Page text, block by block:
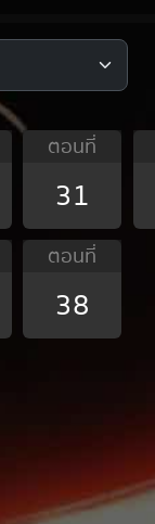
ตอนที่
31
ตอนที่
38